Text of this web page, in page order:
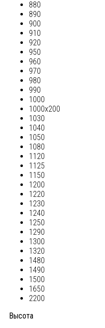
880
890
900
910
920
950
960
970
980
990
1000
1000х200
1030
1040
1050
1080
1120
1125
1150
1200
1220
1230
1240
1250
1290
1300
1320
1480
1490
1500
1650
2200
Высота